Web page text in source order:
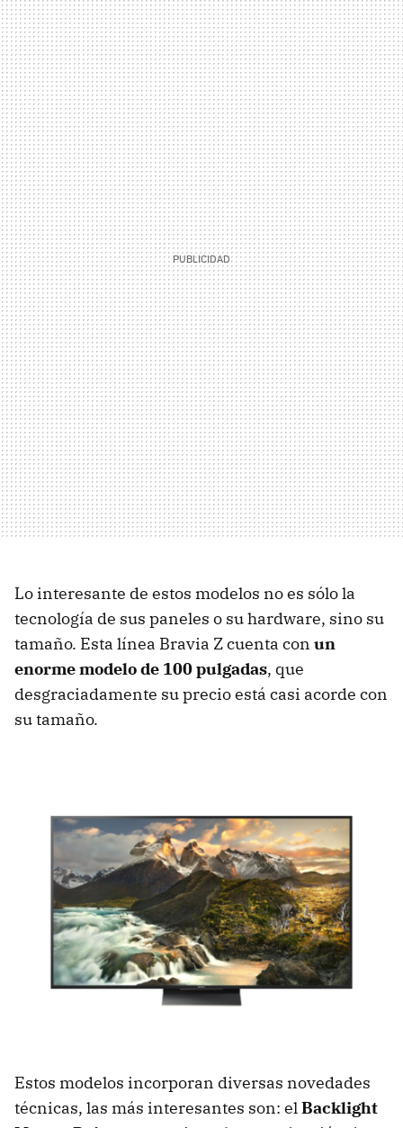
Lo interesante de estos modelos no es sólo la
tecnología de sus paneles o su hardware, sino su
tamaño. Esta línea Bravia Z cuenta con un
enorme modelo de 100 pulgadas, que
desgraciadamente su precio está casi acorde con
su tamaño.
Estos modelos incorporan diversas novedades
técnicas, las más interesantes son: elBacklight